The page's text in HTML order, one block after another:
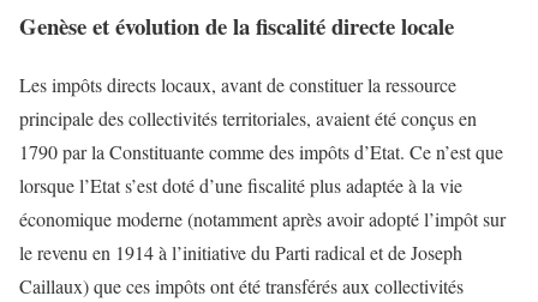
Genèse et évolution de la fiscalité directe locale
Les impôts directs locaux, avant de constituer la ressource
principale des collectivités territoriales, avaient été conçus en
1790 par la Constituante comme des impôts d’Etat. Ce n’est que
lorsque l’Etat s’est doté d’une fiscalité plus adaptée à la vie
économique moderne (notamment après avoir adopté l’impôt sur
le revenu en 1914 à l’initiative du Parti radical et de Joseph
Caillaux) que ces impôts ont été transférés aux collectivités